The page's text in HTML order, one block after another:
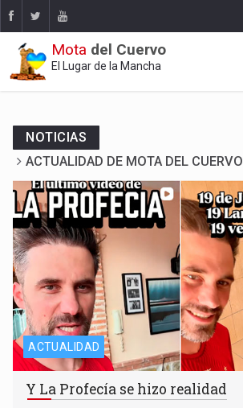
Mota del Cuervo
El Lugar de la Mancha
NOTICIAS
ACTUALIDAD DE MOTA DEL CUERVO
Y La Profecía se hizo realidad
ACTUALIDAD
Y La Profecía se hizo realidad